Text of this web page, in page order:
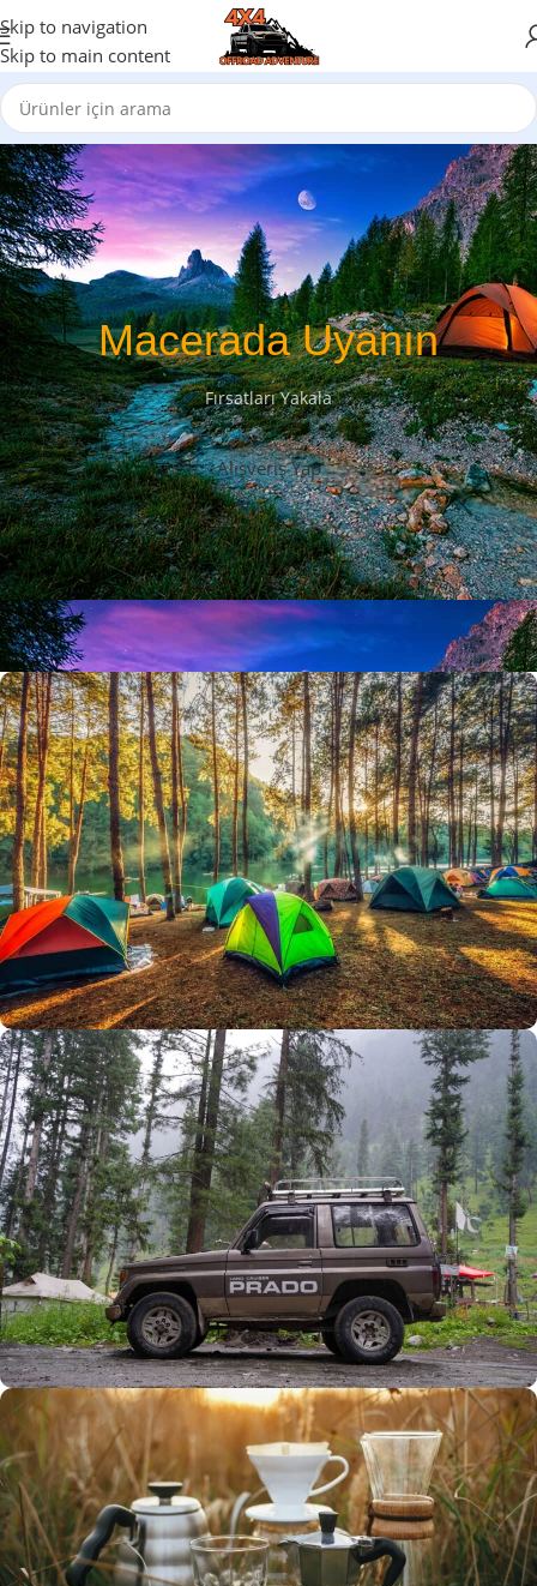
Skip to navigation
Skip to main content
Macerada Uyanın
Fırsatları Yakala
Alışveriş Yap
Büyük Yaz İndirimi
0
Günler
00
Hr
00
Min
00
SSK
Alışverişe Başla
ARAÇ AKSESUARLARI
SATIŞ VE MONTAJ
Keşfet